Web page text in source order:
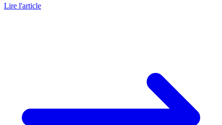
Lire l'article